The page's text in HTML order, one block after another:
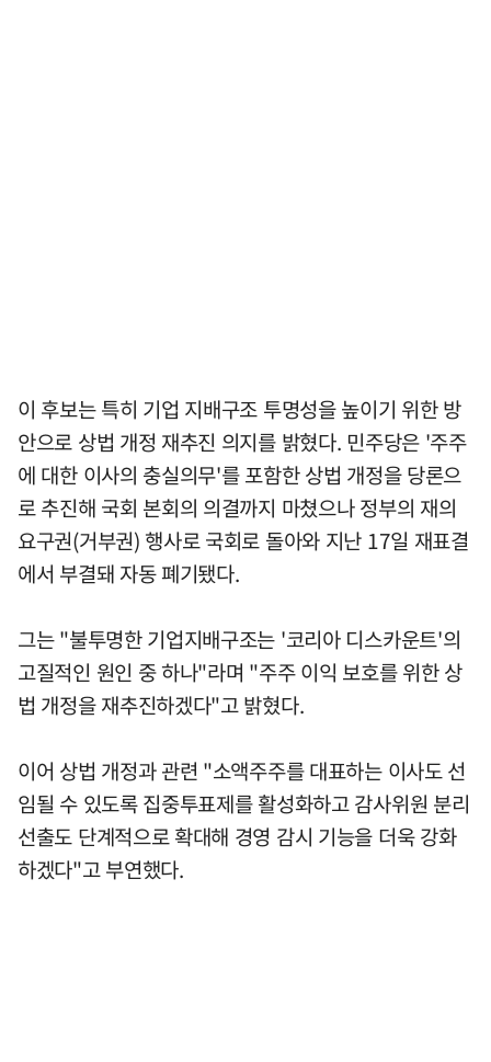
이 후보는 특히 기업 지배구조 투명성을 높이기 위한 방
안으로 상법 개정 재추진 의지를 밝혔다. 민주당은 '주주
에 대한 이사의 충실의무'를 포함한 상법 개정을 당론으
로 추진해 국회 본회의 의결까지 마쳤으나 정부의 재의
요구권(거부권) 행사로 국회로 돌아와 지난 17일 재표결
에서 부결돼 자동 폐기됐다.
그는 "불투명한 기업지배구조는 '코리아 디스카운트'의
고질적인 원인 중 하나"라며 "주주 이익 보호를 위한 상
법 개정을 재추진하겠다"고 밝혔다.
이어 상법 개정과 관련 "소액주주를 대표하는 이사도 선
임될 수 있도록 집중투표제를 활성화하고 감사위원 분리
선출도 단계적으로 확대해 경영 감시 기능을 더욱 강화
하겠다"고 부연했다.